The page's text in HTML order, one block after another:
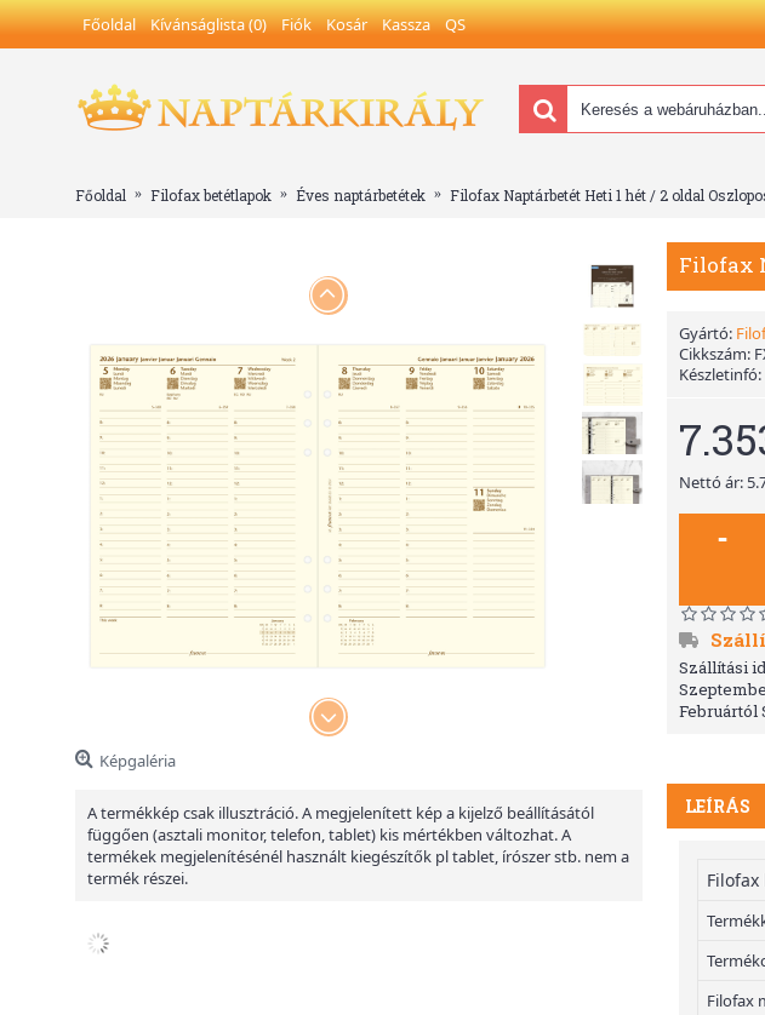
Főoldal Kívánságlista (0) Fiók Kosár Kassza QS
Főoldal Filofax betétlapok Éves naptárbetétek Filofax Naptárbetét Heti 1 hét / 2 oldal
Képgaléria
A termékkép csak illusztráció. A megjelenített kép a kijelző beállításától
függően (asztali monitor, telefon, tablet) kis mértékben változhat. A
termékek megjelenítésénél használt kiegészítők pl tablet, írószer stb. nem a
termék részei.
Filofax
Gyártó:
Cikkszám:
Készletinfó:
Nettó ár:
-
Szállítási
Februártól
LEÍRÁS
Filofax